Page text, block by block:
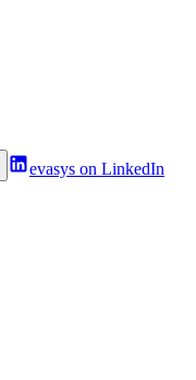
evasys on LinkedIn